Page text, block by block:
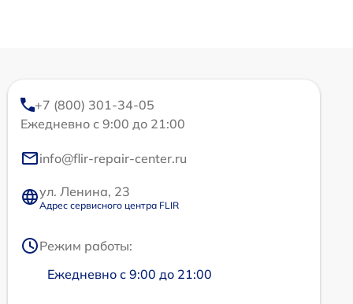
+7 (800) 301-34-05
Ежедневно с 9:00 до 21:00
info@flir-repair-center.ru
ул. Ленина, 23
Адрес сервисного центра FLIR
Режим работы:
Ежедневно с 9:00 до 21:00